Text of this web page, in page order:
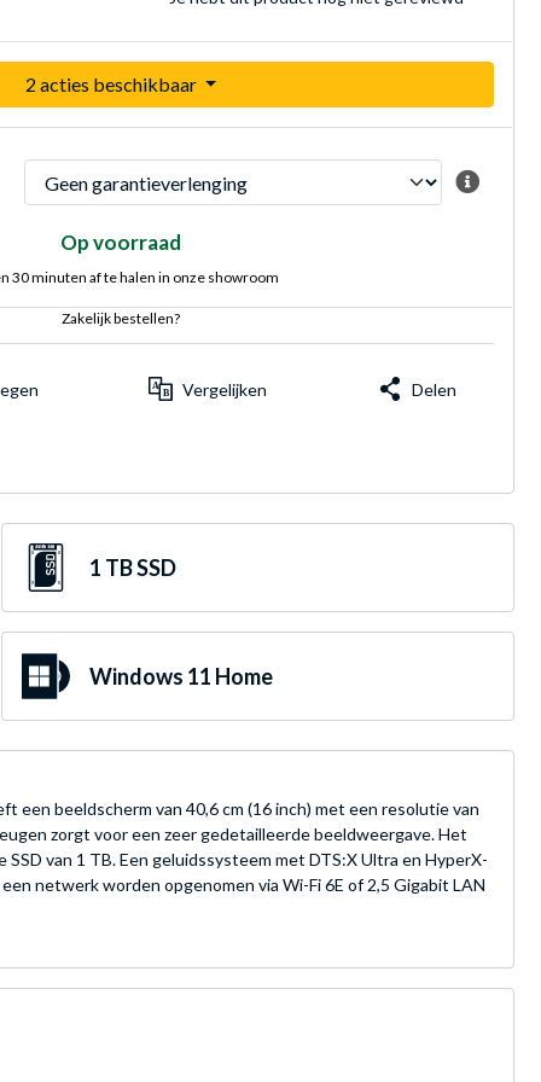
2 acties beschikbaar
Op voorraad
30 minuten af te halen in onze showroom
Zakelijk bestellen?
Vergelijken Delen
1 TB SSD
Windows 11 Home
een beeldscherm van 40,6 cm (16 inch) met een resolutie van
zorgt voor een zeer gedetailleerde beeldweergave. Het
van 1 TB. Een geluidssysteem met DTS:X Ultra en HyperX-
netwerk worden opgenomen via Wi-Fi 6E of 2,5 Gigabit LAN